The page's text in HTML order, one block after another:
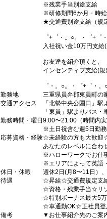
※残業手当別途支給
※研修期間6か月・時
★交通費別途支給（規
゜+゜・。○。・゜+゜
入社祝い金10万円支給
お友達を紹介頂くと,
インセンティブ支給(規
゜・。○。・゜+゜・
勤務地
三重県員弁郡東員町の
交通アクセス
「北勢中央公園口」
「東員」駅よりバス・
勤務時間・曜日 9:00〜21:00（時間内実
※土日祝含む週5日勤務
応募資格・経験☆未経験の方も大歓
あなたのレベルに合わ
※ハローワークでお仕
※エリアによって英語
休日・休暇
週休2日(月8〜11日）
待遇
☆昇給☆交通費規定支
☆資格・残業手当☆リ
☆特別ボーナス最大5
☆車通勤OK☆正社員登
備考
▼お仕事紹介先のご案